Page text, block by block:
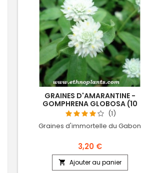
GRAINES D'AMARANTINE -
GOMPHRENA GLOBOSA (10
SEMENCES)(1)
Graines d'immortelle du Gabon
3,20 €
 Ajouter au panier